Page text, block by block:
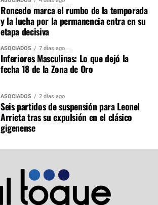
Roncedo marca el rumbo de la temporada
y la lucha por la permanencia entra en su
etapa decisiva
ASOCIADOS 7 días ago
Inferiores Masculinas: Lo que dejó la
fecha 18 de la Zona de Oro
ASOCIADOS 2 días ago
Seis partidos de suspensión para Leonel
Arrieta tras su expulsión en el clásico
gigenense